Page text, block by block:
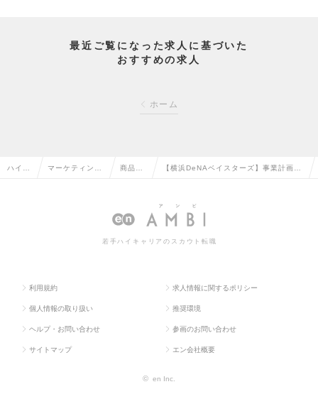
最近ご覧になった求人に基づいた
おすすめの求人
ホーム
ハイク マーケティン 商品企
発の転
【横浜DeNAベイスターズ】事業計画・
年休125日／フレックスの求人情報
若手ハイキャリアのスカウト転職
利用規約 求人情報に関するポリシー
個人情報の取り扱い 推奨環境
ヘルプ・お問い合わせ 参画のお問い合わせ
サイトマップ エン会社概要
© en Inc.